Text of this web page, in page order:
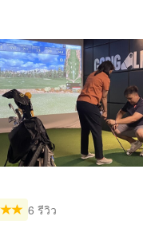
6 รีวิว